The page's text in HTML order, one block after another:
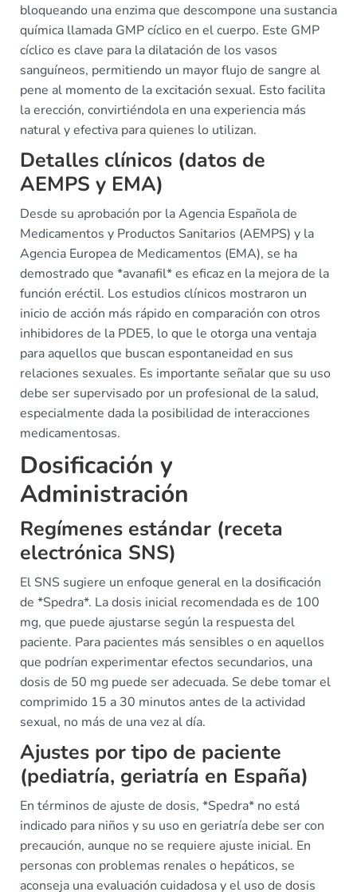
bloqueando una enzima que descompone una sustancia
química llamada GMP cíclico en el cuerpo. Este GMP
cíclico es clave para la dilatación de los vasos
sanguíneos, permitiendo un mayor flujo de sangre al
pene al momento de la excitación sexual. Esto facilita
la erección, convirtiéndola en una experiencia más
natural y efectiva para quienes lo utilizan.
Detalles clínicos (datos de
AEMPS y EMA)
Desde su aprobación por la Agencia Española de
Medicamentos y Productos Sanitarios (AEMPS) y la
Agencia Europea de Medicamentos (EMA), se ha
demostrado que *avanafil* es eficaz en la mejora de la
función eréctil. Los estudios clínicos mostraron un
inicio de acción más rápido en comparación con otros
inhibidores de la PDE5, lo que le otorga una ventaja
para aquellos que buscan espontaneidad en sus
relaciones sexuales. Es importante señalar que su uso
debe ser supervisado por un profesional de la salud,
especialmente dada la posibilidad de interacciones
medicamentosas.
Dosificación y
Administración
Regímenes estándar (receta
electrónica SNS)
El SNS sugiere un enfoque general en la dosificación
de *Spedra*. La dosis inicial recomendada es de 100
mg, que puede ajustarse según la respuesta del
paciente. Para pacientes más sensibles o en aquellos
que podrían experimentar efectos secundarios, una
dosis de 50 mg puede ser adecuada. Se debe tomar el
comprimido 15 a 30 minutos antes de la actividad
sexual, no más de una vez al día.
Ajustes por tipo de paciente
(pediatría, geriatría en España)
En términos de ajuste de dosis, *Spedra* no está
indicado para niños y su uso en geriatría debe ser con
precaución, aunque no se requiere ajuste inicial. En
personas con problemas renales o hepáticos, se
aconseja una evaluación cuidadosa y el uso de dosis